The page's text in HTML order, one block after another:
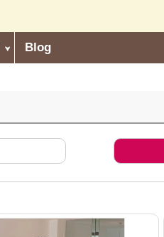
Blog